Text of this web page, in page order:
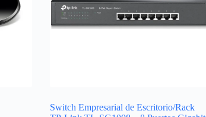
Switch Empresarial de Escritorio/Rack